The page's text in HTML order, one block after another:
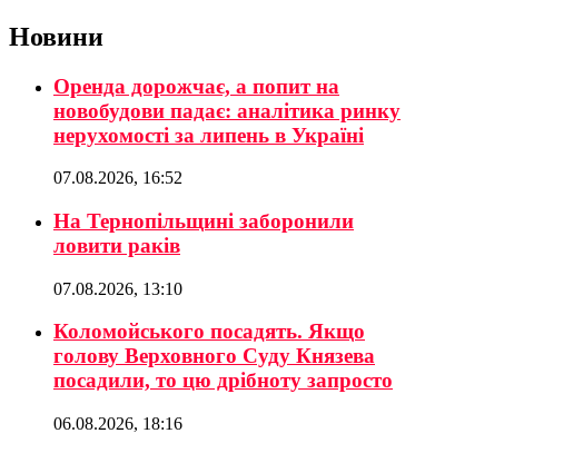
Новини
Оренда дорожчає, а попит на
новобудови падає: аналітика ринку
нерухомості за липень в Україні
07.08.2026, 16:52
На Тернопільщині заборонили
ловити раків
07.08.2026, 13:10
Коломойського посадять. Якщо
голову Верховного Суду Князева
посадили, то цю дрібноту запросто
06.08.2026, 18:16